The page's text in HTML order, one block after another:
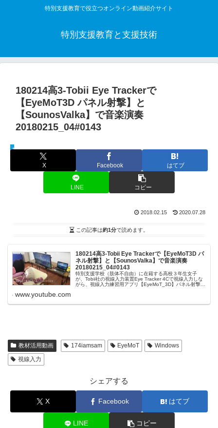
特別支援教育で役立つオンライン動画紹介サイト
特別支援教育と支援技術
180214高3-Tobii Eye Trackerで
【EyeMoT3D パネル射撃】と
【SounosValka】で音楽演奏
20180215_04#0143
教材活用動画
X Facebook はてブ
LINE コピー
2018.02.15 2020.07.28
この記事は約1分で読めます。
180214高3-Tobii Eye Trackerで【EyeMoT3D パ
ネル射撃】と【SounosValka】で音楽演奏
20180215_04#0143
特別支援学校（肢体不自由）に在籍する高校３年生女子
が、Tobii社の視線入力装置Eye Tracker 4Cで視線入力しな
がら、視線入力練習用アプリ【EyeMoT_3D】パネル射撃ゲ
www.youtube.com
教材活用動画 174iamsam EyeMoT
Windows
視線入力
シェアする
X Facebook はてブ
LINE コピー